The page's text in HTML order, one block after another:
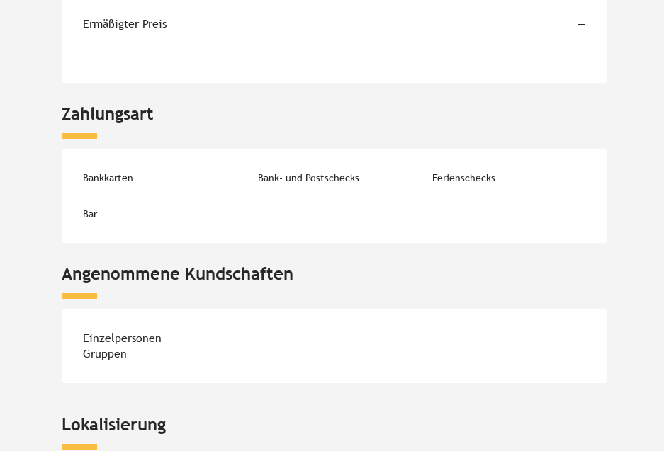
Ermäßigter Preis —
Zahlungsart
Bankkarten Bank- und Postschecks Ferienschecks
Bar
Angenommene Kundschaften
Einzelpersonen
Gruppen
Lokalisierung